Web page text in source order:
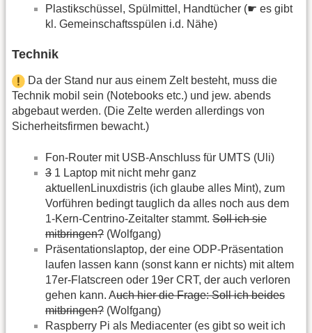
Plastikschüssel, Spülmittel, Handtücher (☛ es gibt
kl. Gemeinschaftsspülen i.d. Nähe)
Technik
Da der Stand nur aus einem Zelt besteht, muss die
Technik mobil sein (Notebooks etc.) und jew. abends
abgebaut werden. (Die Zelte werden allerdings von
Sicherheitsfirmen bewacht.)
Fon-Router mit USB-Anschluss für UMTS (Uli)
3 1 Laptop mit nicht mehr ganz
aktuellenLinuxdistris (ich glaube alles Mint), zum
Vorführen bedingt tauglich da alles noch aus dem
1-Kern-Centrino-Zeitalter stammt. Soll ich sie
mitbringen? (Wolfgang)
Präsentationslaptop, der eine ODP-Präsentation
laufen lassen kann (sonst kann er nichts) mit altem
17er-Flatscreen oder 19er CRT, der auch verloren
gehen kann. Auch hier die Frage: Soll ich beides
mitbringen? (Wolfgang)
Raspberry Pi als Mediacenter (es gibt so weit ich